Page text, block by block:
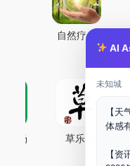
AI
未知城
【
体感
【
自然疗能
药场 草乐村